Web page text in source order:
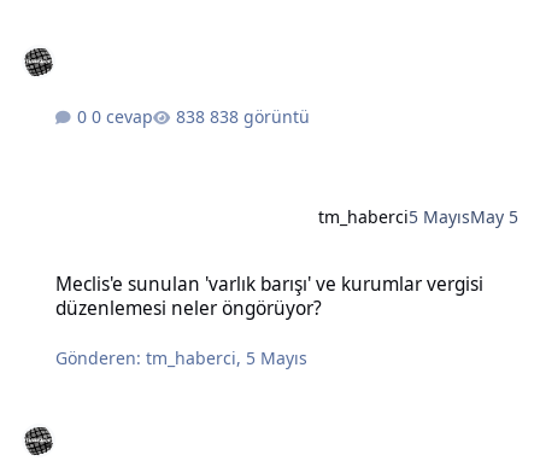
0 cevap 838 görüntü
tm_haberci5 MayısMay 5
Meclis'e sunulan 'varlık barışı' ve kurumlar vergisi
düzenlemesi neler öngörüyor?
Gönderen:tm_haberci, 5 Mayıs